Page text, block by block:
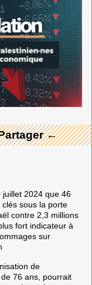
←
Merci ! →
juillet 2024 que 46
sous la porte
contre 2,3 millions
fort indicateur à
sur
de
de 76 ans, pourrait